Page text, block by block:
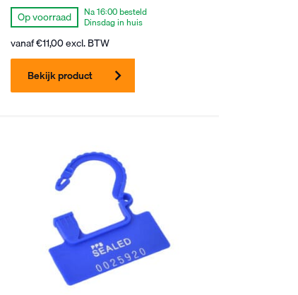
Op voorraad
Na 16:00 besteld
Dinsdag in huis
vanaf€11,00excl. BTW
Bekijk product